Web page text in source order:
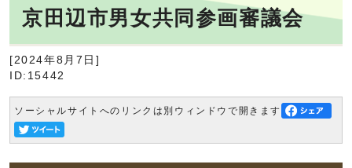
京田辺市男女共同参画審議会
[2024年8月7日]
ID:15442
ソーシャルサイトへのリンクは別ウィンドウで開きます